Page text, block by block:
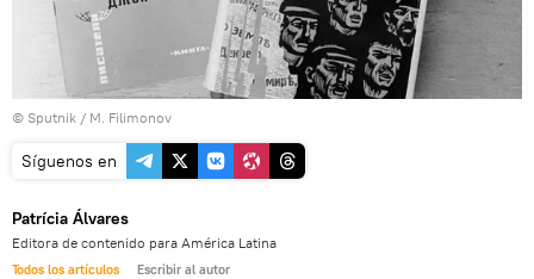
© Sputnik / M. Filimonov
Síguenos en
Patrícia Álvares
Editora de contenido para América Latina
Todos los artículos Escribir al autor